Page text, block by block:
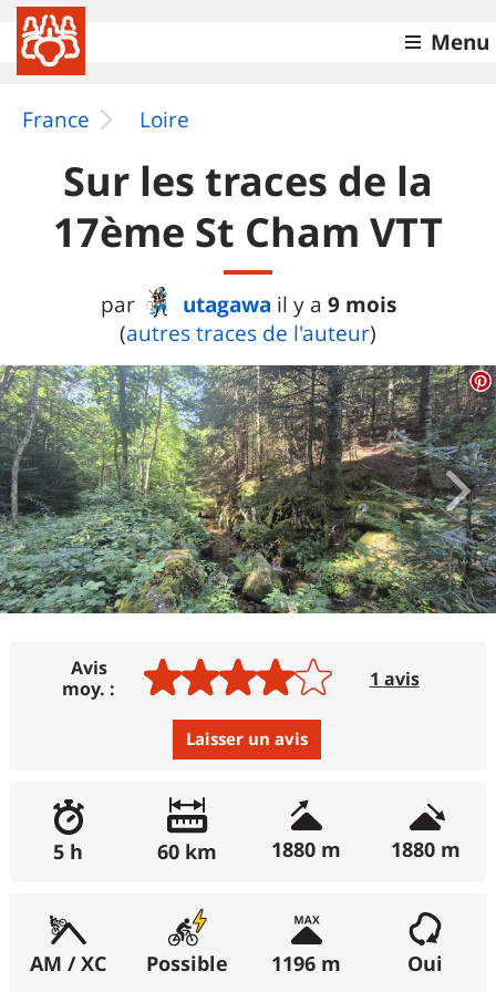
Menu
France Loire
Sur les traces de la
17ème St Cham VTT
par utagawa il y a 9 mois
(autres traces de l'auteur)
Avis
moy. :
1 avis
Laisser un avis
Excellent
0%
(récemment : 100%)
Moyen:
0%
5 h 60 km 1880 m 1880 m
AM / XC Possible 1196 m Oui